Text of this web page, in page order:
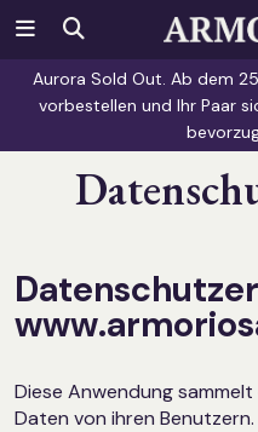
Aurora Sold Out. Ab dem
vorbestellen und Ihr Paar
Diese Anwendung
Daten von ihren Benutzern.